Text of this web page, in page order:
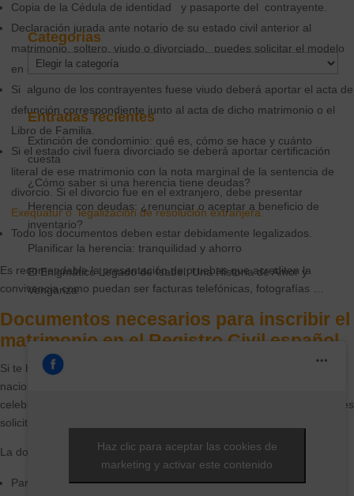
Copia de la Cédula de identidad y pasaporte del contrayente.
Declaración jurada ante notario de su estado civil anterior al
matrimonio, soltero, viudo o divorciado, puedes solicitar el modelo
en el consulado.
Si alguno de los contrayentes fuese viudo deberá aportar el acta de
defunción correspondiente junto al acta de dicho matrimonio o el
Libro de Familia.
Si el estado civil fuera divorciado se deberá aportar certificación
literal de ese matrimonio con la nota marginal de la sentencia de
divorcio. Si el divorcio fue en el extranjero, debe presentar
Exequatur o legalización de resolución extranjera.
Todo los documentos deben estar debidamente legalizados.
Es recomendable la presentación de pruebas que acrediten la
convivencia como puedan ser facturas telefónicas, fotografías …
Documentos necesarios para inscribir el
matrimonio en el Registro Civil español
Si te has casado en el extranjero y uno de los contrayentes tiene la
nacionalidad española o la adquirido con posterioridad a la
celebración del matrimonio, y ya os habeis trasladado a España debes
solicitar la inscripción en el Registro Civil Central.
La documentación que debes aportar es la siguiente:
Para Inscripción de matrimonio canónico:
Categorías
Categorías
Entradas recientes
Extinción de condominio: qué es, cómo se hace y cuánto
cuesta
¿Cómo saber si una herencia tiene deudas?
Herencia con deudas: ¿renunciar o aceptar a beneficio de
inventario?
Planificar la herencia: tranquilidad y ahorro
El Enigmático Legado de Isabel: Una Historia de Amor y
Venganza
Haz clic para aceptar las cookies de
marketing y activar este contenido